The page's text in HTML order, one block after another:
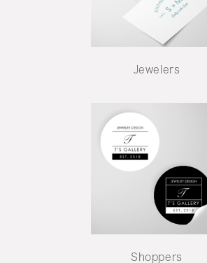
Jewelers
Shoppers